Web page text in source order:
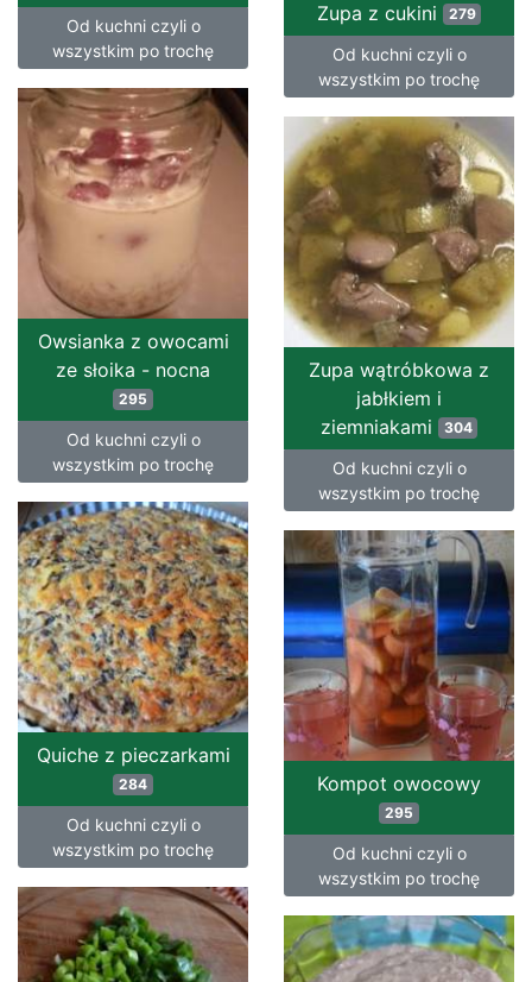
Od kuchni czyli o
wszystkim po trochę
Zupa z cukini 279
Od kuchni czyli o
wszystkim po trochę
Owsianka z owocami
ze słoika - nocna
295
Od kuchni czyli o
wszystkim po trochę
Zupa wątróbkowa z
jabłkiem i
ziemniakami
304
Od kuchni czyli o
wszystkim po trochę
Quiche z pieczarkami
284
Od kuchni czyli o
wszystkim po trochę
Kompot owocowy
295
Od kuchni czyli o
wszystkim po trochę